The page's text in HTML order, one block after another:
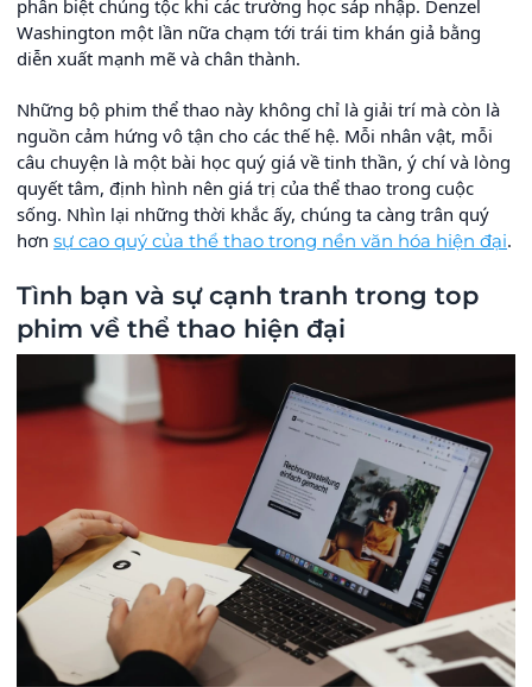
phân biệt chủng tộc khi các trường học sáp nhập. Denzel
Washington một lần nữa chạm tới trái tim khán giả bằng
diễn xuất mạnh mẽ và chân thành.
Những bộ phim thể thao này không chỉ là giải trí mà còn là
nguồn cảm hứng vô tận cho các thế hệ. Mỗi nhân vật, mỗi
câu chuyện là một bài học quý giá về tinh thần, ý chí và lòng
quyết tâm, định hình nên giá trị của thể thao trong cuộc
sống. Nhìn lại những thời khắc ấy, chúng ta càng trân quý
hơn sự cao quý của thể thao trong nền văn hóa hiện đại.
Tình bạn và sự cạnh tranh trong top
phim về thể thao hiện đại